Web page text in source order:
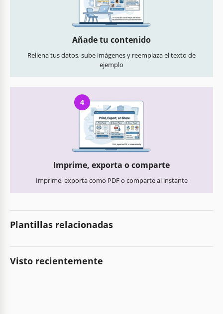
Añade tu contenido
Rellena tus datos, sube imágenes y reemplaza el texto de
ejemplo
4
Imprime, exporta o comparte
Imprime, exporta como PDF o comparte al instante
Plantillas relacionadas
Visto recientemente